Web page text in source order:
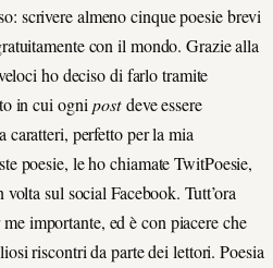
scrivere almeno cinque poesie brevi
con il mondo. Grazie alla
ho deciso di farlo tramite
in cui ognipostdeve essere
caratteri, perfetto per la mia
poesie, le ho chiamate TwitPoesie,
sul social Facebook. Tutt’ora
importante, ed è con piacere che
riscontri da parte dei lettori. Poesia